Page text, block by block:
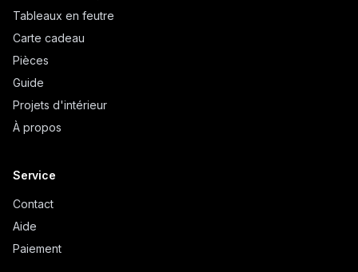
Tableaux en feutre
Carte cadeau
Pièces
Guide
Projets d'intérieur
À propos
Service
Contact
Aide
Paiement